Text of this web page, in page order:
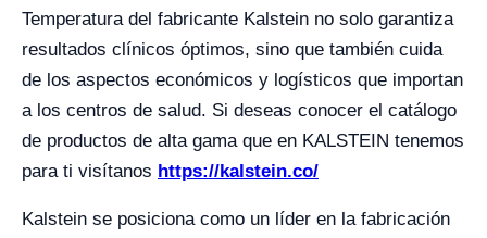
Temperatura del fabricante Kalstein no solo garantiza
resultados clínicos óptimos, sino que también cuida
de los aspectos económicos y logísticos que importan
a los centros de salud. Si deseas conocer el catálogo
de productos de alta gama que en KALSTEIN tenemos
para ti visítanos https://kalstein.co/
Kalstein se posiciona como un líder en la fabricación